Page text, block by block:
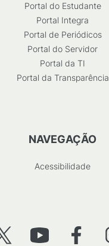
Portal do Estudante
Portal Integra
Portal de Periódicos
Portal do Servidor
Portal da TI
Portal da Transparência
NAVEGAÇÃO
Acessibilidade